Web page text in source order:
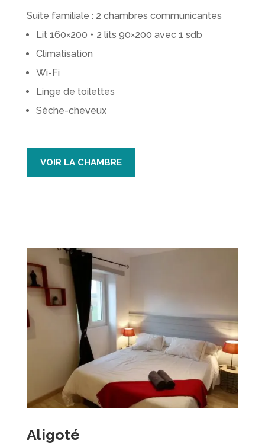
Suite familiale : 2 chambres communicantes
Lit 160×200 + 2 lits 90×200 avec 1 sdb
Climatisation
Wi-Fi
Linge de toilettes
Sèche-cheveux
VOIR LA CHAMBRE
Aligoté